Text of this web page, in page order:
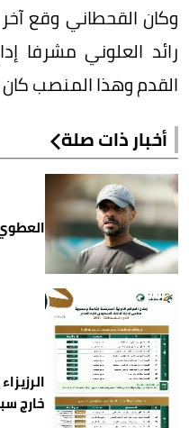
وكان القحطاني وقع
رائد العلوني مشرفا
القدم وهذا المنصب كان
أخبار ذات صلة
العطوي.. 104 نقاط تسبق
خارج